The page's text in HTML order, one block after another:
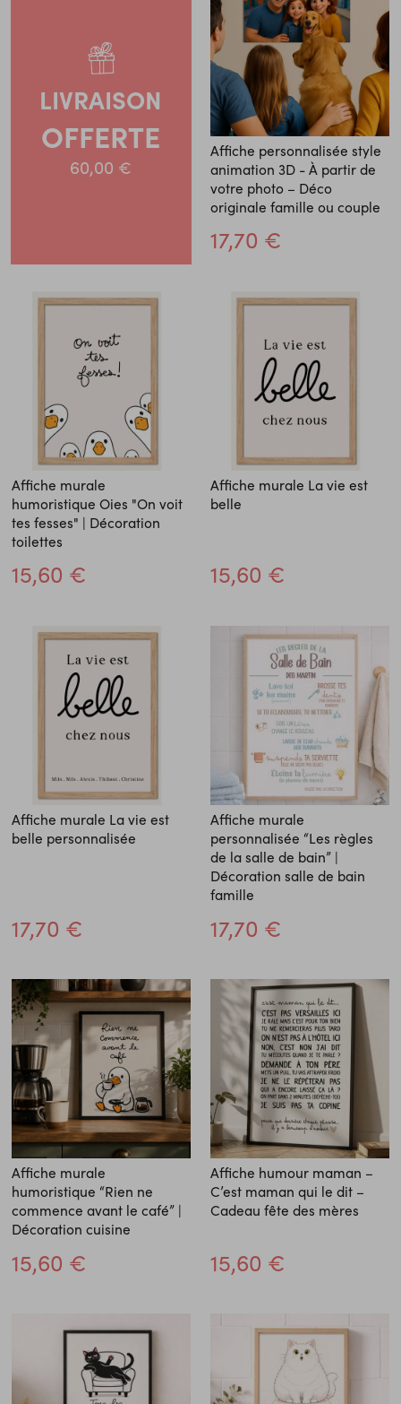
LIVRAISON
OFFERTE
60,00 €
Affiche personnalisée style
animation 3D - À partir de
votre photo – Déco
originale famille ou couple
17,70 €
Affiche murale
humoristique Oies "On voit
tes fesses" | Décoration
toilettes
15,60 €
Affiche murale La vie est
belle
15,60 €
Affiche murale La vie est
belle personnalisée
17,70 €
Affiche murale
personnalisée “Les règles
de la salle de bain” |
Décoration salle de bain
famille
17,70 €
Affiche murale
humoristique “Rien ne
commence avant le café” |
Décoration cuisine
15,60 €
Affiche humour maman –
C’est maman qui le dit –
Cadeau fête des mères
15,60 €